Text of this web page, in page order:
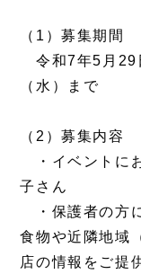
（1）募集期間
令和7年5月29
（水）まで
（2）募集内容
・イベントに
子さん
・保護者の方
食物や近隣地域
店の情報をご提